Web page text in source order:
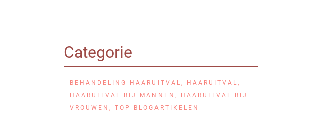
Categorie
BEHANDELING HAARUITVAL , HAARUITVAL ,
HAARUITVAL BIJ MANNEN ,
HAARUITVAL BIJ
VROUWEN , TOP BLOGARTIKELEN